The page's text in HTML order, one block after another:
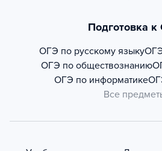
Подготовка
ОГЭ по русскому языку
ОГЭ по обществознанию
ОГЭ по информатике
Все